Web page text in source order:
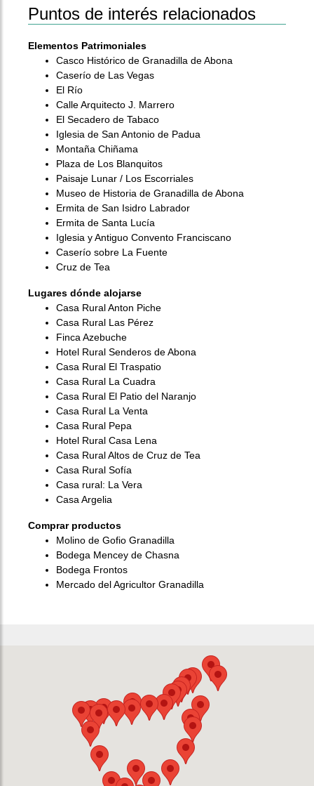
Puntos de interés relacionados
Elementos Patrimoniales
Casco Histórico de Granadilla de Abona
Caserío de Las Vegas
El Río
Calle Arquitecto J. Marrero
El Secadero de Tabaco
Iglesia de San Antonio de Padua
Montaña Chiñama
Plaza de Los Blanquitos
Paisaje Lunar / Los Escorriales
Museo de Historia de Granadilla de Abona
Ermita de San Isidro Labrador
Ermita de Santa Lucía
Iglesia y Antiguo Convento Franciscano
Caserío sobre La Fuente
Cruz de Tea
Lugares dónde alojarse
Casa Rural Anton Piche
Casa Rural Las Pérez
Finca Azebuche
Hotel Rural Senderos de Abona
Casa Rural El Traspatio
Casa Rural La Cuadra
Casa Rural El Patio del Naranjo
Casa Rural La Venta
Casa Rural Pepa
Hotel Rural Casa Lena
Casa Rural Altos de Cruz de Tea
Casa Rural Sofía
Casa rural: La Vera
Casa Argelia
Comprar productos
Molino de Gofio Granadilla
Bodega Mencey de Chasna
Bodega Frontos
Mercado del Agricultor Granadilla